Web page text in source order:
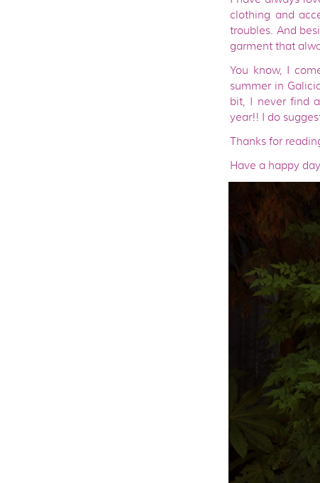
clothing and
troubles. And
garment that
You know, I
summer in
bit, I never find
year!! I do
Thanks for
Have a happy